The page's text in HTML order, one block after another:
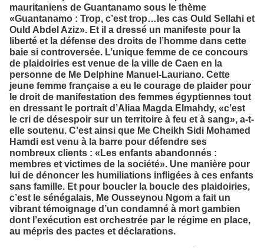
mauritaniens de Guantanamo sous le thème
«Guantanamo : Trop, c’est trop…les cas Ould Sellahi et
Ould Abdel Aziz». Et il a dressé un manifeste pour la
liberté et la défense des droits de l’homme dans cette
baie si controversée. L’unique femme de ce concours
de plaidoiries est venue de la ville de Caen en la
personne de Me Delphine Manuel-Lauriano. Cette
jeune femme française a eu le courage de plaider pour
le droit de manifestation des femmes égyptiennes tout
en dressant le portrait d’Aliaa Magda Elmahdy, «c’est
le cri de désespoir sur un territoire à feu et à sang», a-t-
elle soutenu. C’est ainsi que Me Cheikh Sidi Mohamed
Hamdi est venu à la barre pour défendre ses
nombreux clients : «Les enfants abandonnés :
membres et victimes de la société». Une manière pour
lui de dénoncer les humiliations infligées à ces enfants
sans famille. Et pour boucler la boucle des plaidoiries,
c’est le sénégalais, Me Ousseynou Ngom a fait un
vibrant témoignage d’un condamné à mort gambien
dont l’exécution est orchestrée par le régime en place,
au mépris des pactes et déclarations.